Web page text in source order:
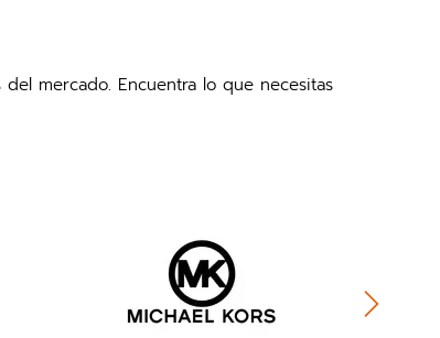
mercado. Encuentra lo que necesitas